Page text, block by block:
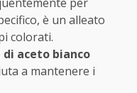
è un alleato
colorati.
aceto bianco
a mantenere i